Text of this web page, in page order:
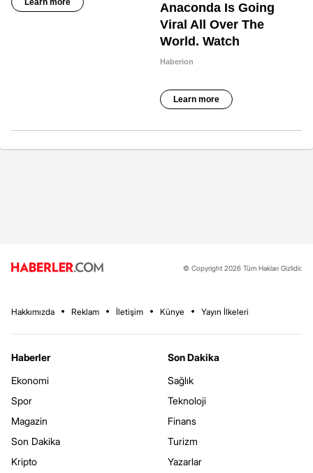
© Copyright 2026 Tüm Hakları Gizlidir.
Hakkımızda Reklam İletişim Künye Yayın İlkeleri
Haberler
Ekonomi
Spor
Magazin
Son Dakika
Kripto
Son Dakika
Sağlık
Teknoloji
Finans
Turizm
Yazarlar